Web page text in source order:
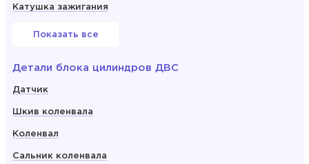
Катушка зажигания
Показать все
Детали блока цилиндров ДВС
Датчик
Шкив коленвала
Коленвал
Сальник коленвала